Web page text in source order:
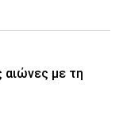
αιώνες με τη